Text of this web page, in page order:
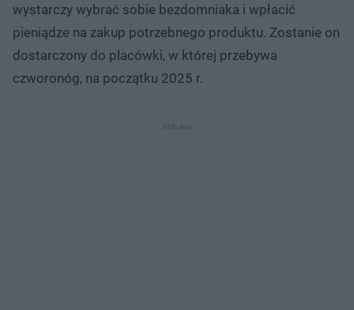
wystarczy wybrać sobie bezdomniaka i wpłacić
pieniądze na zakup potrzebnego produktu. Zostanie on
dostarczony do placówki, w której przebywa
czworonóg, na początku 2025 r.